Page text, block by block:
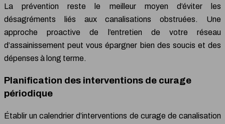
La prévention reste le meilleur moyen d’éviter les
désagréments liés aux canalisations obstruées. Une
approche proactive de l’entretien de votre réseau
d’assainissement peut vous épargner bien des soucis et des
dépenses à long terme.
Planification des interventions de curage
périodique
Établir un calendrier d’interventions de curage de canalisation